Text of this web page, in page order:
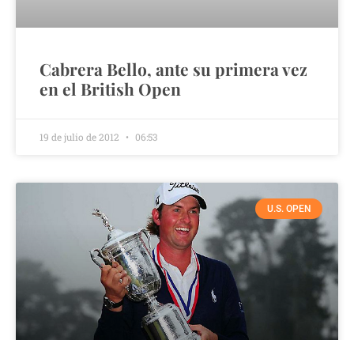
Cabrera Bello, ante su primera vez
en el British Open
19 de julio de 2012 06:53
U.S. OPEN